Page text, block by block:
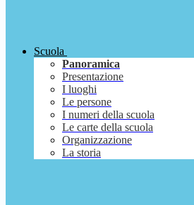
Scuola
Panoramica
Presentazione
I luoghi
Le persone
I numeri della scuola
Le carte della scuola
Organizzazione
La storia